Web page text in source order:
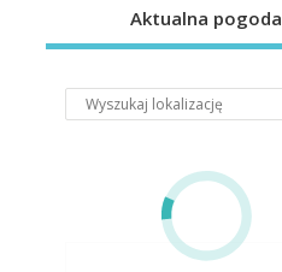
Aktualna pogoda